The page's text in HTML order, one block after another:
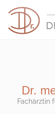
Dr.
Fachärztin